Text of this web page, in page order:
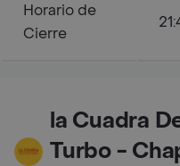
Horario de
Cierre
la Cuadra
Turbo -